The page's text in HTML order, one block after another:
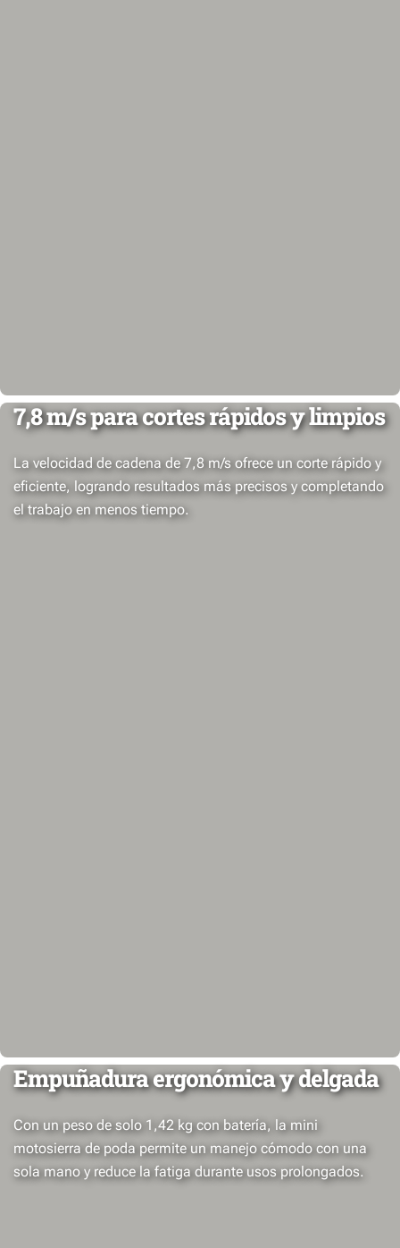
7,8 m/s para cortes rápidos y limpios
La velocidad de cadena de 7,8 m/s ofrece un corte rápido y
eficiente, logrando resultados más precisos y completando
el trabajo en menos tiempo.
Empuñadura ergonómica y delgada
Con un peso de solo 1,42 kg con batería, la mini
motosierra de poda permite un manejo cómodo con una
sola mano y reduce la fatiga durante usos prolongados.